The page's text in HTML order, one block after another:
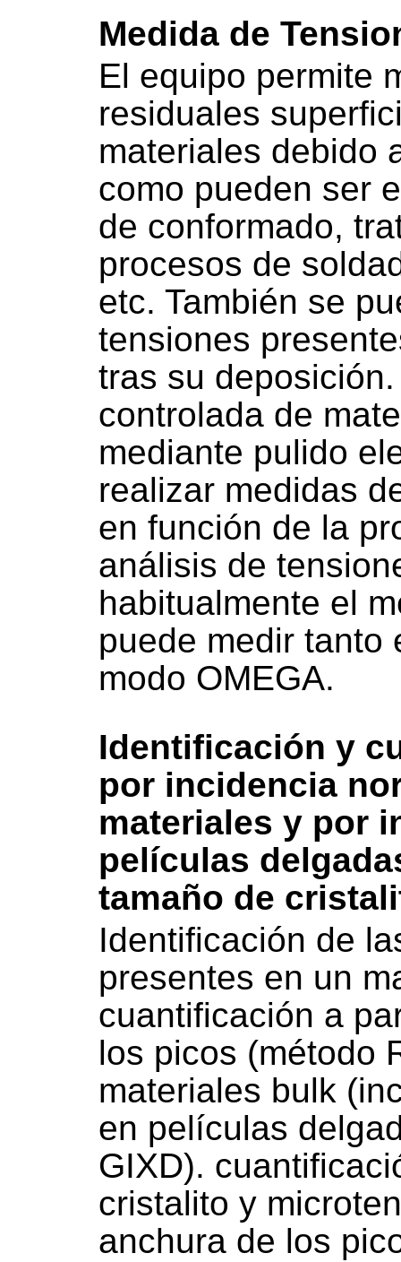
Medida de
El equipo permite
residuales
materiales debido
como pueden ser
de conformado,
procesos de
etc. También se
tensiones
tras su
controlada de
mediante pulido
realizar medidas
en función de la
análisis de
habitualmente el
puede medir tanto
modo OMEGA.
Identificación y
por incidencia
materiales y por
películas
tamaño de
Identificación de
presentes en un
cuantificación a
los picos (método
materiales bulk
en películas
GIXD).
cristalito y
anchura de los